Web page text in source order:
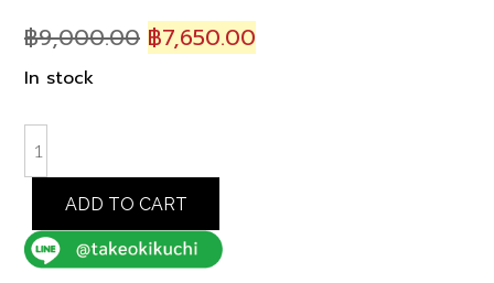
฿9,000.00 Original
฿7,650.00
In stock
SAFFIANO
SLIM
BUSINESS
ADD TO CART